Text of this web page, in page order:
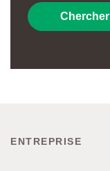
Chercher
ENTREPRISE